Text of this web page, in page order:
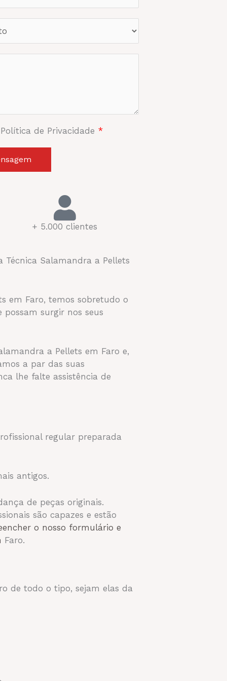
de Privacidade *
+ 5.000 clientes
Técnica Salamandra a Pellets
em Faro, temos sobretudo o
surgir nos seus
a Pellets em Faro e,
a par das suas
lhe falte assistência de
regular preparada
antigos.
de peças originais.
são capazes e estão
o nosso formulário e
Faro.
de todo o tipo, sejam elas da